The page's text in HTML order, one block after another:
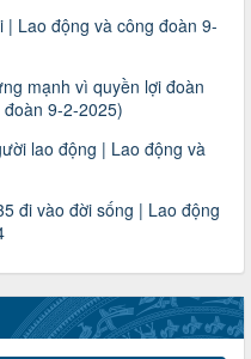
| Lao động và công đoàn 9-
mạnh vì quyền lợi đoàn
9-2-2025)
lao động | Lao động và
đi vào đời sống | Lao động